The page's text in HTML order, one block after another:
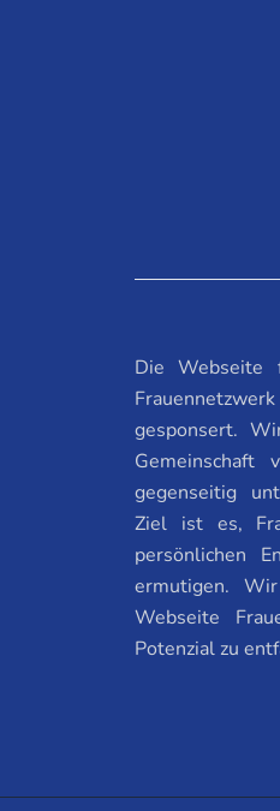
Die Webseite
gesponsert.
gegenseitig
Ziel ist es,
persönlichen
ermutigen.
Webseite
Potenzial zu